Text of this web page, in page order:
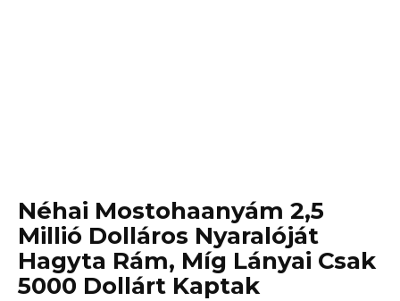
Néhai Mostohaanyám 2,5
Millió Dolláros Nyaralóját
Hagyta Rám, Míg Lányai Csak
5000 Dollárt Kaptak